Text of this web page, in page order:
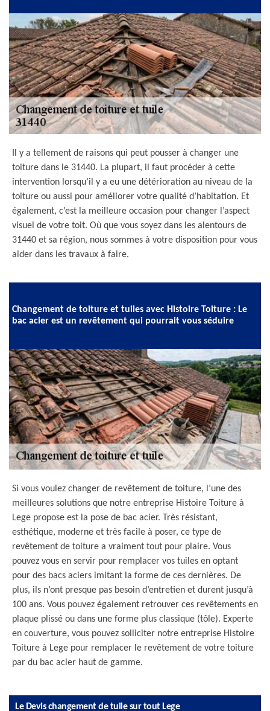
Il y a tellement de raisons qui peut pousser à changer une
toiture dans le 31440. La plupart, il faut procéder à cette
intervention lorsqu’il y a eu une détérioration au niveau de la
toiture ou aussi pour améliorer votre qualité d’habitation. Et
également, c’est la meilleure occasion pour changer l’aspect
visuel de votre toit. Où que vous soyez dans les alentours de
31440 et sa région, nous sommes à votre disposition pour vous
aider dans les travaux à faire.
Changement de toiture et tuiles avec Histoire Toiture : Le
bac acier est un revêtement qui pourrait vous séduire
Si vous voulez changer de revêtement de toiture, l’une des
meilleures solutions que notre entreprise Histoire Toiture à
Lege propose est la pose de bac acier. Très résistant,
esthétique, moderne et très facile à poser, ce type de
revêtement de toiture a vraiment tout pour plaire. Vous
pouvez vous en servir pour remplacer vos tuiles en optant
pour des bacs aciers imitant la forme de ces dernières. De
plus, ils n’ont presque pas besoin d’entretien et durent jusqu’à
100 ans. Vous pouvez également retrouver ces revêtements en
plaque plissé ou dans une forme plus classique (tôle). Experte
en couverture, vous pouvez solliciter notre entreprise Histoire
Toiture à Lege pour remplacer le revêtement de votre toiture
par du bac acier haut de gamme.
Le Devis changement de tuile sur tout Lege